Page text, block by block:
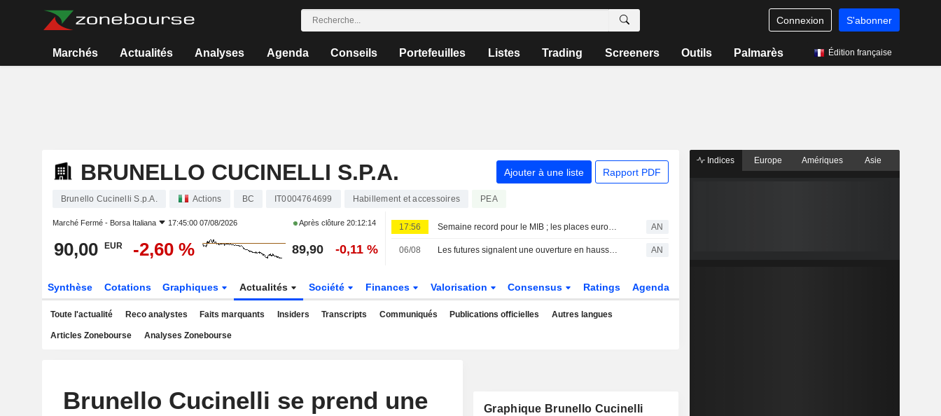
Connexion S'abonner
Marchés Actualités Analyses Agenda Conseils Portefeuilles Listes Trading Screeners Outils Palmarès Édition française
BRUNELLO CUCINELLI S.P.A. Ajouter à une liste Rapport PDF
Brunello Cucinelli S.p.A. Actions BC IT0004764699 Habillement et accessoires PEA
Marché Fermé - Borsa Italiana 17:45:00 07/08/2026 Après clôture20:12:14
90,00 EUR -2,60 % 89,90 -0,11 %
17:56 Semaine record pour le MIB ; les places européennes orientées à la hausse AN
06/08 Les futures signalent une ouverture en hausse pour les Bourses européennes AN
Synthèse Cotations Graphiques Actualités Société Finances Valorisation Consensus Ratings Agenda
Toute l'actualité Reco analystes Faits marquants Insiders Transcripts Communiqués Publications officielles Autres langues
Articles Zonebourse Analyses Zonebourse
Brunello Cucinelli se prend une
Graphique Brunello Cucinelli
Indices Europe Amériques Asie